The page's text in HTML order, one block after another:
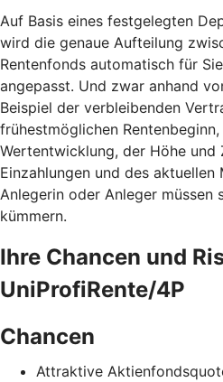
Auf Basis eines festgelegten
wird die genaue Aufteilung
Rentenfonds automatisch für
angepasst. Und zwar anhand
Beispiel der verbleibenden
frühestmöglichen
Wertentwicklung, der Höhe und
Einzahlungen und des aktuellen
Anlegerin oder Anleger müssen
kümmern.
Ihre Chancen und
UniProfiRente/4P
Chancen
Attraktive